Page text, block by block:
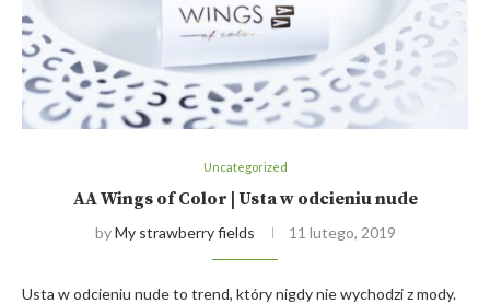
Uncategorized
AA Wings of Color | Usta w odcieniu nude
byMy strawberry fields 11 lutego, 2019
Usta w odcieniu nude to trend, który nigdy nie wychodzi z mody.